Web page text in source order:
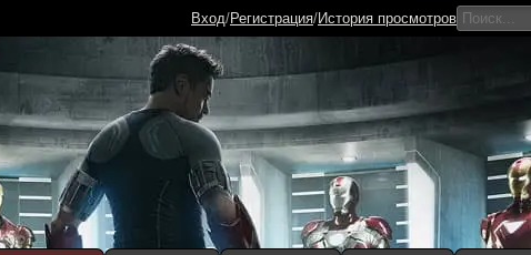
Вход/Регистрация/История просмотров